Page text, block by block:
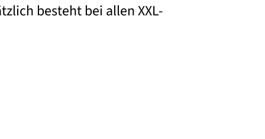
besteht bei allen XXL-